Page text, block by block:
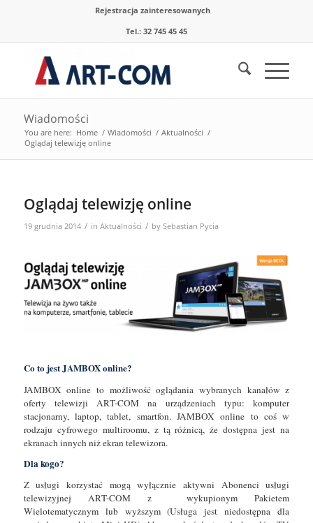
Rejestracja zainteresowanych
Tel.: 32 745 45 45
Wiadomości
You are here: Home / Wiadomości / Aktualności /
Oglądaj telewizję online
Oglądaj telewizję online
19 grudnia 2014 / in Aktualności / by Sebastian Pycia
Co to jest JAMBOX online?
JAMBOX online to możliwość oglądania wybranych kanałów z
oferty telewizji ART-COM na urządzeniach typu: komputer
stacjonarny, laptop, tablet, smartfon. JAMBOX online to coś w
rodzaju cyfrowego multiroomu, z tą różnicą, że dostępna jest na
ekranach innych niż ekran telewizora.
Dla kogo?
Z usługi korzystać mogą wyłącznie aktywni Abonenci usługi
telewizyjnej ART-COM z wykupionym Pakietem
Wielotematycznym lub wyższym (Usługa jest niedostępna dla